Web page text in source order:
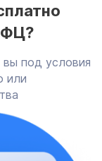
вы под условия
или